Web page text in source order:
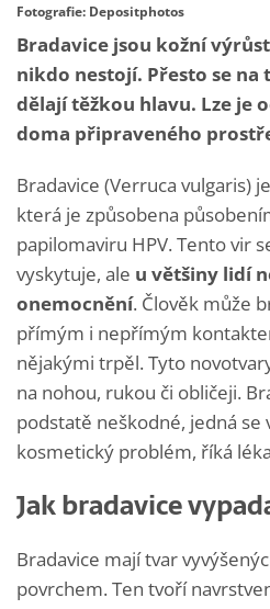
Fotografie: Depositphotos
Bradavice jsou kožní
nikdo nestojí. Přesto se na
dělají těžkou hlavu. Lze je
doma připraveného
Bradavice (Verruca vulgaris)
která je způsobena
papilomaviru HPV. Tento vir
vyskytuje, ale u většiny lidí
onemocnění. Člověk může
přímým i nepřímým
nějakými trpěl. Tyto
na nohou, rukou či obličeji.
podstatě neškodné, jedná se
kosmetický problém, říká
Jak bradavice
Bradavice mají tvar
povrchem. Ten tvoří